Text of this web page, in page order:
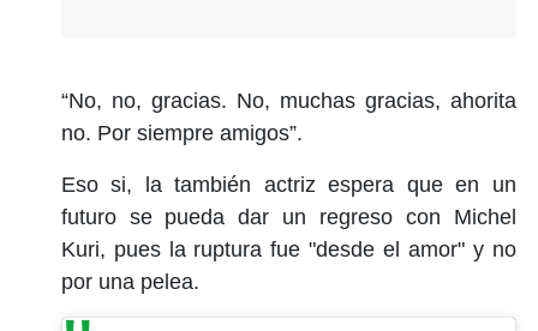
“No, no, gracias. No, muchas gracias, ahorita
no. Por siempre amigos”.
Eso si, la también actriz espera que en un
futuro se pueda dar un regreso con Michel
Kuri, pues la ruptura fue "desde el amor" y no
por una pelea.